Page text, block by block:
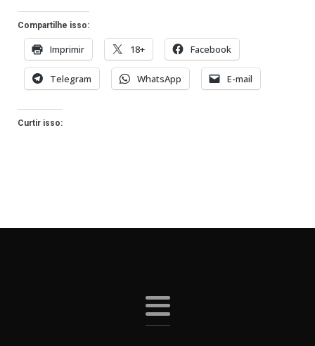
Compartilhe isso:
Imprimir 18+ Facebook
Telegram WhatsApp E-mail
Curtir isso: